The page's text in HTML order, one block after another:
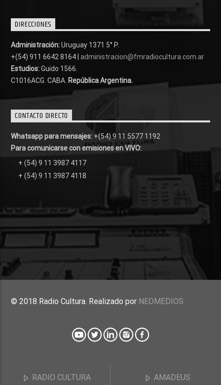
RADIO CULTURA AMADEUS
DIRECCIONES
Administración:Uruguay 1371 5° P.
+(54) 911 6642 8164 | administracion@fmradiocultura.com.ar
Estudios:Guido 1566.
C1016ACG . CABA. República Argentina.
CONTACTO DIRECTO
Whatsapp para mensajes: +(54) 9 11 5577 1192
Para comunicarse con emisiones en VIVO:
+ (54) 9 11 3987 4117
+ (54) 9 11 3987 4118
© 2018 Radio Cultura. Realizado por NEOMEDIOS